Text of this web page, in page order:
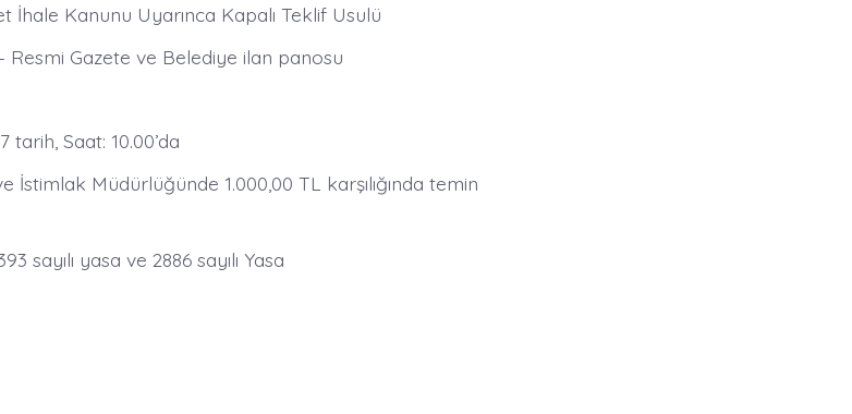
İhale Kanunu Uyarınca Kapalı Teklif Usulü
Resmi Gazete ve Belediye ilan panosu
tarih, Saat: 10.00’da
İstimlak Müdürlüğünde 1.000,00 TL karşılığında temin
sayılı yasa ve 2886 sayılı Yasa